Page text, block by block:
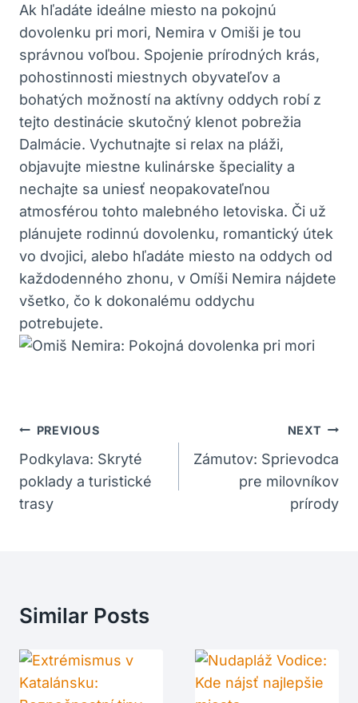
Ak‍ hľadáte⁢ ideálne ⁣miesto na pokojnú
dovolenku pri mori, Nemira v Omiši je tou
správnou voľbou. Spojenie prírodných krás,
pohostinnosti miestnych obyvateľov ⁤a ​
bohatých možností na aktívny oddych robí ‌z
tejto destinácie skutočný⁢ klenot pobrežia
Dalmácie. Vychutnajte si relax na‌ pláži,
objavujte‌ miestne kulinárske špeciality a
nechajte sa uniesť neopakovateľnou
atmosférou tohto malebného letoviska. Či už
plánujete rodinnú dovolenku, romantický ‍útek
vo dvojici, alebo⁣ hľadáte miesto ⁣na oddych od
každodenného ⁤zhonu, v Omíši Nemira nájdete
všetko, čo k dokonalému ​oddychu
potrebujete.
Navigácia
V
Článku
PREVIOUS
Podkylava: Skryté
poklady a turistické
trasy
NEXT
Zámutov: Sprievodca
pre milovníkov
prírody
Similar Posts